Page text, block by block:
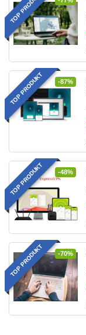
TOP PRODUKT
TOP PRODUKT -87%
TOP PRODUKT -48%
TOP PRODUKT -70%